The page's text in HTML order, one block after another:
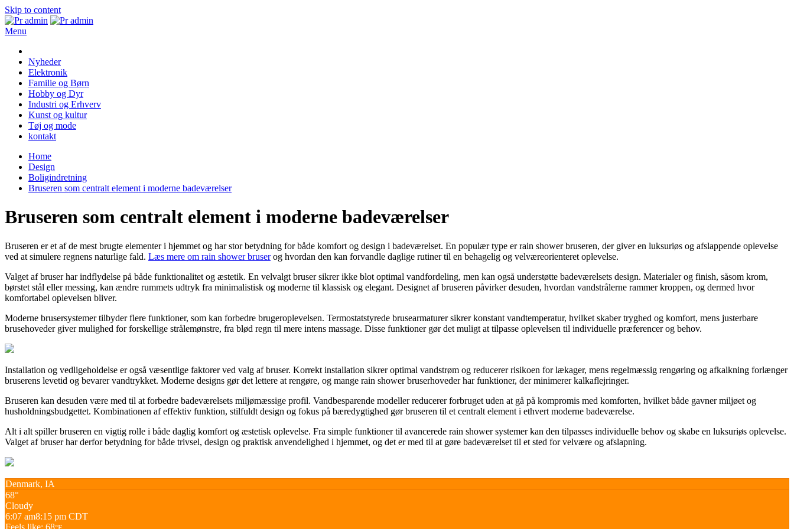
Skip to content
Menu
Nyheder
Elektronik
Familie og Børn
Hobby og Dyr
Industri og Erhverv
Kunst og kultur
Tøj og mode
kontakt
Home
Design
Boligindretning
Bruseren som centralt element i moderne badeværelser
Bruseren som centralt element i moderne badeværelser
Bruseren er et af de mest brugte elementer i hjemmet og har stor betydning for både komfort og design i badeværelset. En populær type er rain shower bruseren, der giver en luksuriøs og afslappende oplevelse
ved at simulere regnens naturlige fald. Læs mere om rain shower bruserog hvordan den kan forvandle daglige rutiner til en behagelig og velværeorienteret oplevelse.
Valget af bruser har indflydelse på både funktionalitet og æstetik. En velvalgt bruser sikrer ikke blot optimal vandfordeling, men kan også understøtte badeværelsets design. Materialer og finish, såsom krom,
børstet stål eller messing, kan ændre rummets udtryk fra minimalistisk og moderne til klassisk og elegant. Designet af bruseren påvirker desuden, hvordan vandstrålerne rammer kroppen, og dermed hvor
komfortabel oplevelsen bliver.
Moderne brusersystemer tilbyder flere funktioner, som kan forbedre brugeroplevelsen. Termostatstyrede brusearmaturer sikrer konstant vandtemperatur, hvilket skaber tryghed og komfort, mens justerbare
brusehoveder giver mulighed for forskellige strålemønstre, fra blød regn til mere intens massage. Disse funktioner gør det muligt at tilpasse oplevelsen til individuelle præferencer og behov.
Installation og vedligeholdelse er også væsentlige faktorer ved valg af bruser. Korrekt installation sikrer optimal vandstrøm og reducerer risikoen for lækager, mens regelmæssig rengøring og afkalkning forlænger
bruserens levetid og bevarer vandtrykket. Moderne designs gør det lettere at rengøre, og mange rain shower bruserhoveder har funktioner, der minimerer kalkaflejringer.
Bruseren kan desuden være med til at forbedre badeværelsets miljømæssige profil. Vandbesparende modeller reducerer forbruget uden at gå på kompromis med komforten, hvilket både gavner miljøet og
husholdningsbudgettet. Kombinationen af effektiv funktion, stilfuldt design og fokus på bæredygtighed gør bruseren til et centralt element i ethvert moderne badeværelse.
Alt i alt spiller bruseren en vigtig rolle i både daglig komfort og æstetisk oplevelse. Fra simple funktioner til avancerede rain shower systemer kan den tilpasses individuelle behov og skabe en luksuriøs oplevelse.
Valget af bruser har derfor betydning for både trivsel, design og praktisk anvendelighed i hjemmet, og det er med til at gøre badeværelset til et sted for velvære og afslapning.
Denmark, IA
68°
Cloudy
6:07 am8:15 pm CDT
Feels like: 68